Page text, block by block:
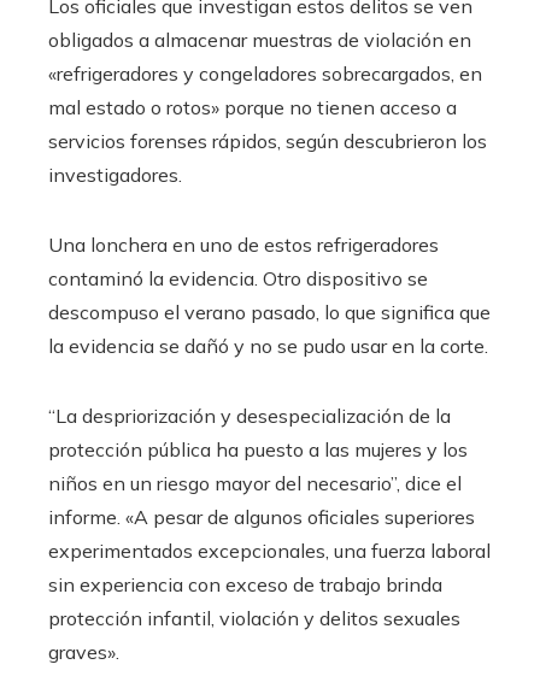
Los oficiales que investigan estos delitos se ven
obligados a almacenar muestras de violación en
«refrigeradores y congeladores sobrecargados, en
mal estado o rotos» porque no tienen acceso a
servicios forenses rápidos, según descubrieron los
investigadores.
Una lonchera en uno de estos refrigeradores
contaminó la evidencia. Otro dispositivo se
descompuso el verano pasado, lo que significa que
la evidencia se dañó y no se pudo usar en la corte.
“La despriorización y desespecialización de la
protección pública ha puesto a las mujeres y los
niños en un riesgo mayor del necesario”, dice el
informe. «A pesar de algunos oficiales superiores
experimentados excepcionales, una fuerza laboral
sin experiencia con exceso de trabajo brinda
protección infantil, violación y delitos sexuales
graves».